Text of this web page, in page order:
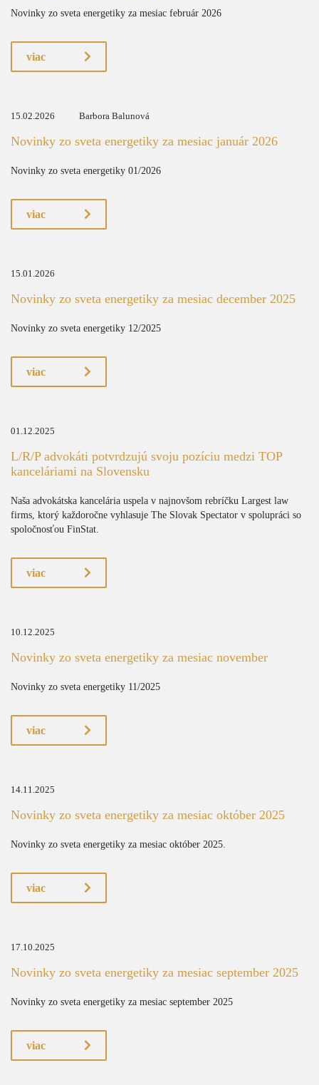
Novinky zo sveta energetiky za mesiac február 2026
viac
15.02.2026 Barbora Balunová
Novinky zo sveta energetiky za mesiac január 2026
Novinky zo sveta energetiky 01/2026
viac
15.01.2026
Novinky zo sveta energetiky za mesiac december 2025
Novinky zo sveta energetiky 12/2025
viac
01.12.2025
L/R/P advokáti potvrdzujú svoju pozíciu medzi TOP
kanceláriami na Slovensku
Naša advokátska kancelária uspela v najnovšom rebríčku Largest law
firms, ktorý každoročne vyhlasuje The Slovak Spectator v spolupráci so
spoločnosťou FinStat.
viac
10.12.2025
Novinky zo sveta energetiky za mesiac november
Novinky zo sveta energetiky 11/2025
viac
14.11.2025
Novinky zo sveta energetiky za mesiac október 2025
Novinky zo sveta energetiky za mesiac október 2025.
viac
17.10.2025
Novinky zo sveta energetiky za mesiac september 2025
Novinky zo sveta energetiky za mesiac september 2025
viac